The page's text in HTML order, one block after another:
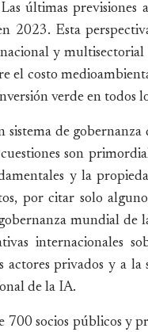
últimas
2023. Esta
y multisectorial
el costo
verde en todos
de gobernanza
son
y la
por citar solo
mundial de
internacionales
actores privados y a
de la IA.
700 socios públicos y